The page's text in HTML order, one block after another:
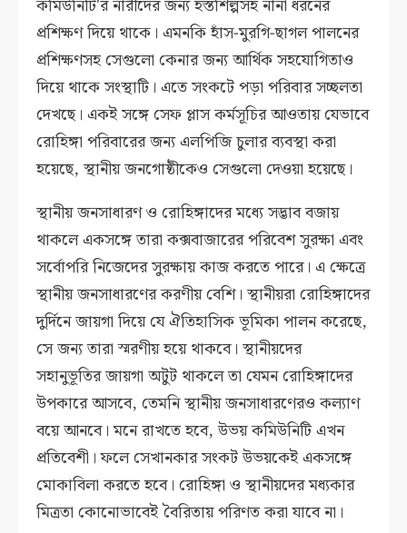
কমিউনিটি'র নারীদের জন্য হস্তশিল্পসহ নানা ধরনের
প্রশিক্ষণ দিয়ে থাকে। এমনকি হাঁস-মুরগি-ছাগল পালনের
প্রশিক্ষণসহ সেগুলো কেনার জন্য আর্থিক সহযোগিতাও
দিয়ে থাকে সংস্থাটি। এতে সংকটে পড়া পরিবার সচ্ছলতা
দেখছে। একই সঙ্গে সেফ প্লাস কর্মসূচির আওতায় যেভাবে
রোহিঙ্গা পরিবারের জন্য এলপিজি চুলার ব্যবস্থা করা
হয়েছে, স্থানীয় জনগোষ্ঠীকেও সেগুলো দেওয়া হয়েছে।
স্থানীয় জনসাধারণ ও রোহিঙ্গাদের মধ্যে সদ্ভাব বজায়
থাকলে একসঙ্গে তারা কক্সবাজারের পরিবেশ সুরক্ষা এবং
সর্বোপরি নিজেদের সুরক্ষায় কাজ করতে পারে। এ ক্ষেত্রে
স্থানীয় জনসাধারণের করণীয় বেশি। স্থানীয়রা রোহিঙ্গাদের
দুর্দিনে জায়গা দিয়ে যে ঐতিহাসিক ভূমিকা পালন করেছে,
সে জন্য তারা স্মরণীয় হয়ে থাকবে। স্থানীয়দের
সহানুভূতির জায়গা অটুট থাকলে তা যেমন রোহিঙ্গাদের
উপকারে আসবে, তেমনি স্থানীয় জনসাধারণেরও কল্যাণ
বয়ে আনবে। মনে রাখতে হবে, উভয় কমিউনিটি এখন
প্রতিবেশী। ফলে সেখানকার সংকট উভয়কেই একসঙ্গে
মোকাবিলা করতে হবে। রোহিঙ্গা ও স্থানীয়দের মধ্যকার
মিত্রতা কোনোভাবেই বৈরিতায় পরিণত করা যাবে না।